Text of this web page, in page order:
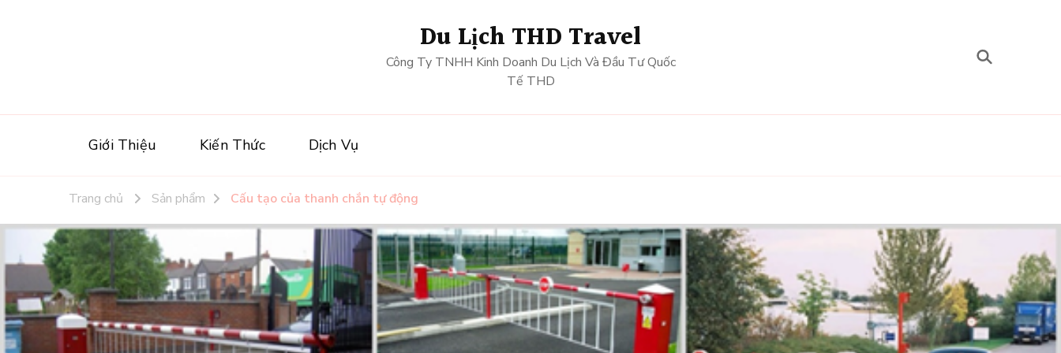
Du Lịch THD Travel
Công Ty TNHH Kinh Doanh Du Lịch Và Đầu Tư Quốc
Tế THD
Giới Thiệu Kiến Thức Dịch Vụ
Trang chủ Sản phẩm Cấu tạo của thanh chắn tự động